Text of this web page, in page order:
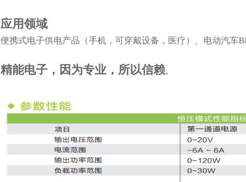
应用领域
便携式电子供电产品（手机，可穿戴设备，医疗）、电动汽车
精能电子，因为专业，所以信赖。